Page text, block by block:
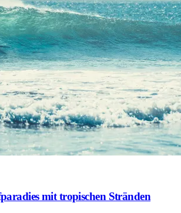
mit tropischen Stränden